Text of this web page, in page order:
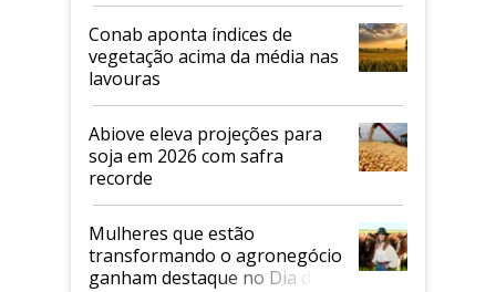
Conab aponta índices de
vegetação acima da média nas
lavouras
Abiove eleva projeções para
soja em 2026 com safra
recorde
Mulheres que estão
transformando o agronegócio
ganham destaque no Dia do